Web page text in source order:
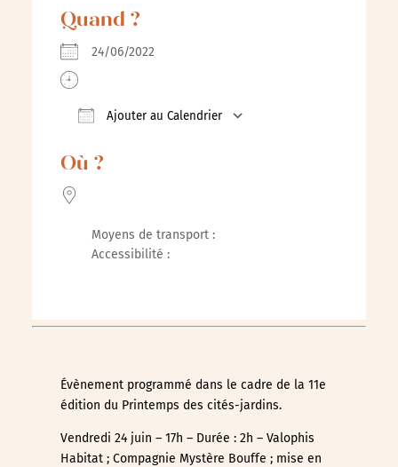
Quand ?
24/06/2022
Ajouter au Calendrier
Où ?
Moyens de transport :
Accessibilité :
Évènement programmé dans le cadre de la 11e
édition du Printemps des cités-jardins.
Vendredi 24 juin – 17h – Durée : 2h – Valophis
Habitat ; Compagnie Mystère Bouffe ; mise en